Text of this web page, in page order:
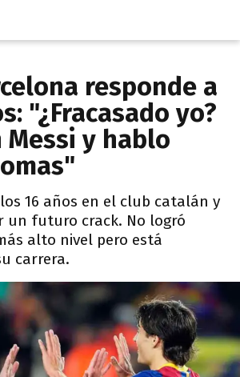
responde a
"¿Fracasado yo?
Messi y hablo
16 años en el club catalán y
un futuro crack. No logró
alto nivel pero está
carrera.